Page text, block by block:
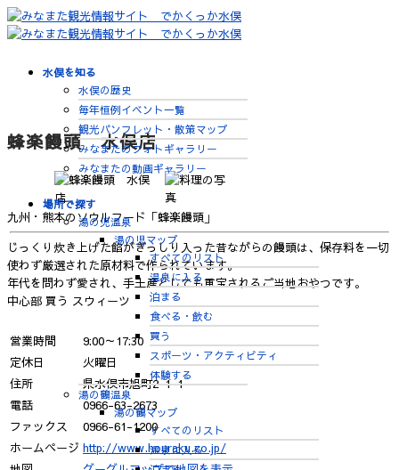
水俣を知る
水俣の歴史
毎年恒例イベント一覧
観光パンフレット・散策マップ
みなまたのフォトギャラリー
みなまたの動画ギャラリー
場所で探す
湯の児温泉
湯の児マップ
すべてのリスト
温泉に入る
泊まる
食べる・飲む
買う
スポーツ・アクティビティ
体験する
湯の鶴温泉
湯の鶴マップ
すべてのリスト
温泉に入る
蜂楽饅頭 水俣店
九州・熊本のソウルフード「蜂楽饅頭」
じっくり炊き上げた餡がぎっしり入った昔ながらの饅頭は、保存料を一切
使わず厳選された原材料で作られています。
年代を問わず愛され、手土産としても重宝されるご当地おやつです。
中心部 買う スウィーツ
営業時間
9:00～17:30
定休日
火曜日
住所
県水俣市旭町2-1-1
電話
0966-63-2673
ファックス
0966-61-1200
ホームページ http://www.houraku.co.jp/